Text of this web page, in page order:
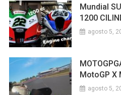
Mundial
1200
agosto 5,
MotoGP X
agosto 5,